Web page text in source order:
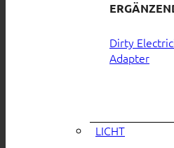
Dirty
Adapter
LICHT